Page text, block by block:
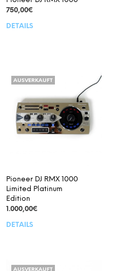
750,00€
DETAILS
AUSVERKAUFT
Pioneer DJ RMX 1000
Limited Platinum
Edition
1.000,00€
DETAILS
AUSVERKAUFT